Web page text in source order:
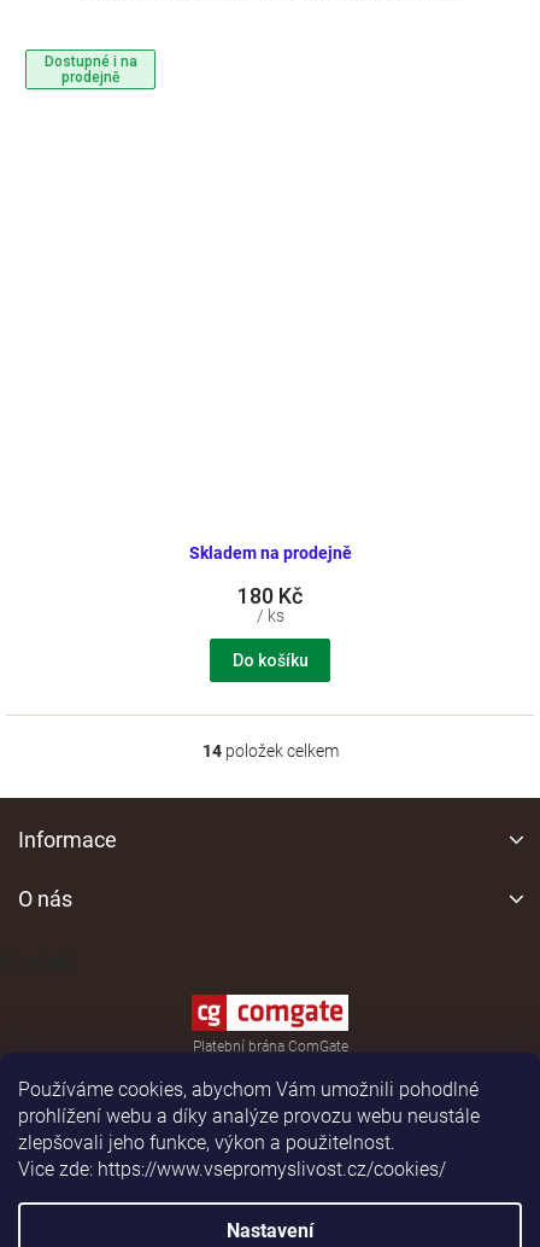
Používáme cookies, abychom Vám umožnili pohodlné
prohlížení webu a díky analýze provozu webu neustále
zlepšovali jeho funkce, výkon a použitelnost.
Vice zde: https://www.vsepromyslivost.cz/cookies/
Nastavení
Dostupné i na
prodejně
Skladem na prodejně
180 Kč
/ ks
Do košíku
O
v
k
y
v
ý
i
s
u
14položek celkem
Informace
O nás
Platební brána ComGate